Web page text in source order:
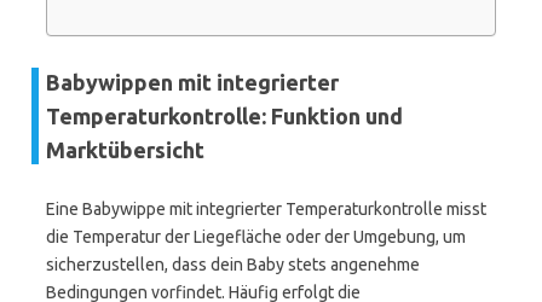
Babywippen mit integrierter
Temperaturkontrolle: Funktion und
Marktübersicht
Eine Babywippe mit integrierter Temperaturkontrolle misst
die Temperatur der Liegefläche oder der Umgebung, um
sicherzustellen, dass dein Baby stets angenehme
Bedingungen vorfindet. Häufig erfolgt die